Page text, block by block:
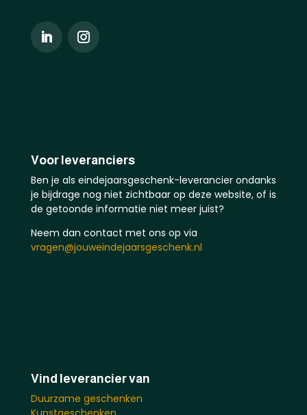
Voor leveranciers
Ben je als eindejaarsgeschenk-leverancier ondanks
je bijdrage nog niet zichtbaar op deze website, of is
de getoonde informatie niet meer juist?
Neem dan contact met ons op via
vragen@jouweindejaarsgeschenk.nl
Vind leverancier van
Duurzame geschenken